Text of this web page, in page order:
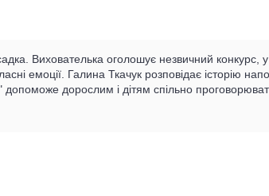
Вихователька оголошує незвичний конкурс,
емоції. Галина Ткачук розповідає історію
дорослим і дітям спільно